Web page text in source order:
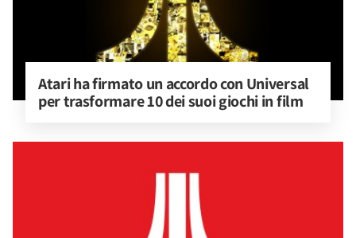
Atari ha firmato un accordo con Universal
per trasformare 10 dei suoi giochi in film